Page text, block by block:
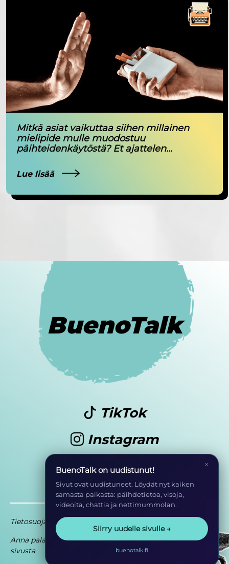
Mitkä asiat vaikuttaa siihen millainen
mielipide mulle muodostuu
päihteidenkäytöstä? Et ajattelen...
Lue lisää
BuenoTalk
TikTok
Instagram
Youtube
Tietosuoja
Anna palautetta
sivusta
Osa EHYT ry:n
toimintaa
×
BuenoTalk on uudistunut!
Sivut ovat uudistuneet. Löydät nyt kaiken
samasta paikasta: päihdetietoa, visoja,
videoita, chattia ja nettimummolan.
Siirry uudelle sivulle →
buenotalk.fi